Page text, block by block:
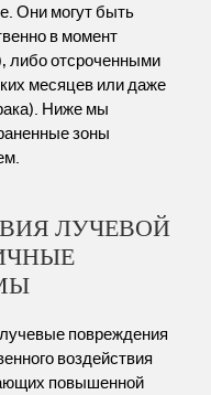
Они могут быть
в момент
либо отсроченными
месяцев или даже
Ниже мы
зоны
ЛУЧЕВОЙ
повреждения
воздействия
повышенной